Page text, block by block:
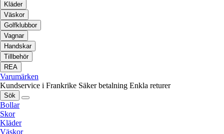
Kläder
Väskor
Golfklubbor
Vagnar
Handskar
Tillbehör
REA
Varumärken
Kundservice i Frankrike Säker betalning Enkla returer
Sök
Bollar
Skor
Kläder
Väskor